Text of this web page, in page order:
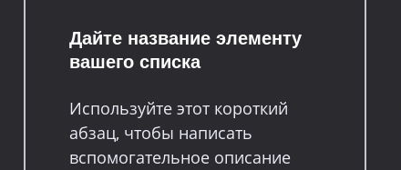
Дайте название элементу
вашего списка
Используйте этот короткий
абзац, чтобы написать
вспомогательное описание